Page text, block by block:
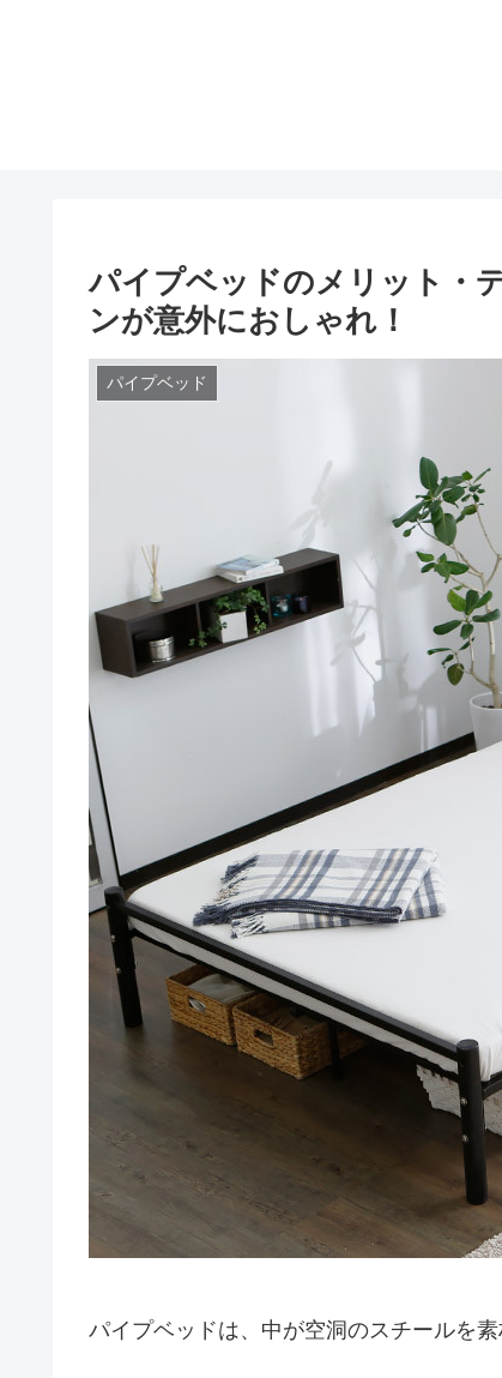
パイプベッドのメリット・
ンが意外におしゃれ！
パイプベッド
パイプベッドは、中が空洞のスチールを素